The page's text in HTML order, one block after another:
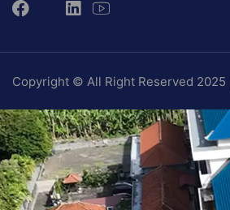
Copyright © All Right Reserved